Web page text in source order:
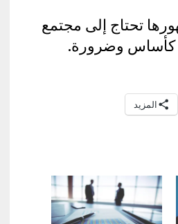
تحتاج إلى مجتمع
كأساس وضرورة.
المزيد